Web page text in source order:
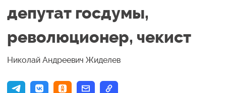
депутат госдумы,
революционер, чекист
Николай Андреевич Жиделев